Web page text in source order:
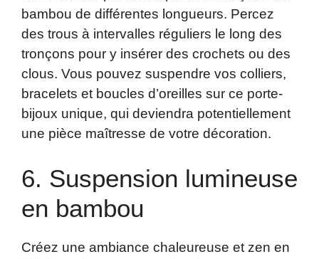
bambou de différentes longueurs. Percez
des trous à intervalles réguliers le long des
tronçons pour y insérer des crochets ou des
clous. Vous pouvez suspendre vos colliers,
bracelets et boucles d’oreilles sur ce porte-
bijoux unique, qui deviendra potentiellement
une pièce maîtresse de votre décoration.
6. Suspension lumineuse
en bambou
Créez une ambiance chaleureuse et zen en